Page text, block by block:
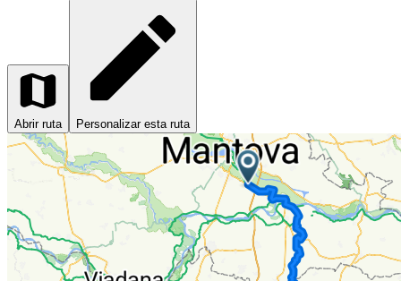
Abrir ruta Personalizar esta ruta